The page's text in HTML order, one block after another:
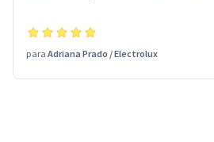
para Adriana Prado /Electrolux